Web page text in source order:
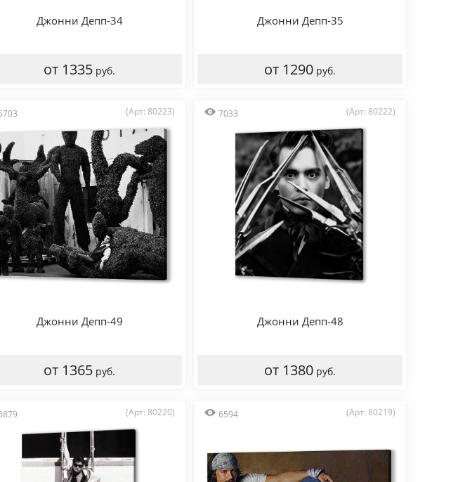
Джонни Депп-34
от 1335 руб.
Джонни Депп-35
от 1290 руб.
(Арт: 80223)
Джонни Депп-49
от 1365 руб.
7033 (Арт: 80222)
Джонни Депп-48
от 1380 руб.
(Арт: 80220) 6594 (Арт: 80219)